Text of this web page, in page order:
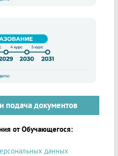
подача документов
от Обучающегося:
данных